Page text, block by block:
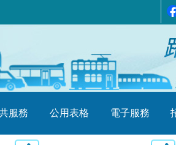
服務 公用表格 電子服務